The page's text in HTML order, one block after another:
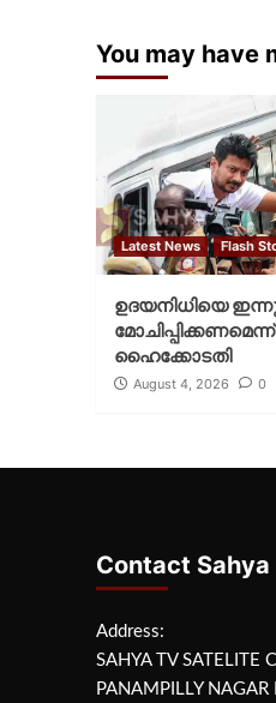
You may have
Latest News Flash
ഉദയനിധിയെ
ഹൈക്കോടതി
August 4, 2026 0
Contact Sahya
Address:
SAHYA TV SATELITE
PANAMPILLY NAGAR